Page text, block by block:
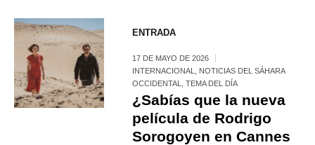
ENTRADA
17 DE MAYO DE 2026
INTERNACIONAL
NOTICIAS DEL SÁHARA
OCCIDENTAL
,TEMA DEL DÍA
¿Sabías que la nueva
película de Rodrigo
Sorogoyen en Cannes